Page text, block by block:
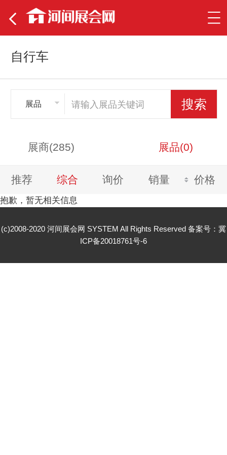
自行车
展品
展商(285) 展品(0)
推荐 综合 询价 销量 价格
抱歉，暂无相关信息
(c)2008-2020 河间展会网 SYSTEM All Rights Reserved 备案号： 冀
ICP备20018761号-6